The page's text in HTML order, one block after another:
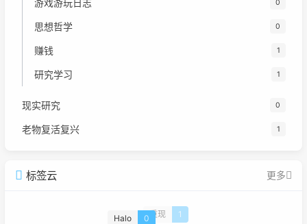
0
思想哲学 0
赚钱 1
研究学习 1
现实研究 0
老物复活复兴 1
标签云 更多
Halo 0重现